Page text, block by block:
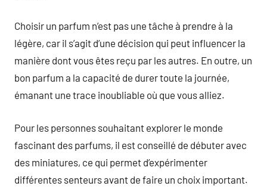
Choisir un parfum n’est pas une tâche à prendre à la
légère, car il s’agit d’une décision qui peut influencer la
manière dont vous êtes reçu par les autres. En outre, un
bon parfum a la capacité de durer toute la journée,
émanant une trace inoubliable où que vous alliez.
Pour les personnes souhaitant explorer le monde
fascinant des parfums, il est conseillé de débuter avec
des miniatures, ce qui permet d’expérimenter
différentes senteurs avant de faire un choix important.